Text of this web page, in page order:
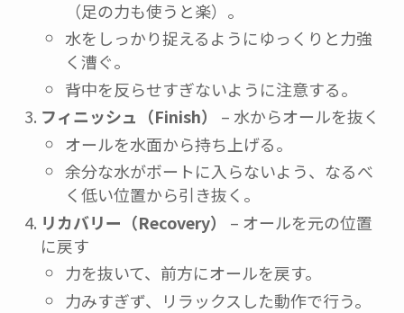
（足の力も使うと楽）。
水をしっかり捉えるようにゆっくりと力強
く漕ぐ。
背中を反らせすぎないように注意する。
フィニッシュ（Finish）
– 水からオールを抜く
オールを水面から持ち上げる。
余分な水がボートに入らないよう、なるべ
く低い位置から引き抜く。
リカバリー（Recovery）
– オールを元の位置
に戻す
力を抜いて、前方にオールを戻す。
力みすぎず、リラックスした動作で行う。